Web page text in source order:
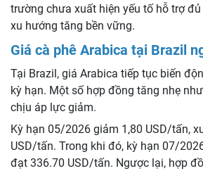
trường chưa xuất hiện yếu tố hỗ trợ
xu hướng tăng bền vững.
Giá cà phê Arabica tại Brazil
Tại Brazil, giá Arabica tiếp tục biến
kỳ hạn. Một số hợp đồng tăng nhẹ
chịu áp lực giảm.
Kỳ hạn 05/2026 giảm 1,80 USD/tấn,
USD/tấn. Trong khi đó, kỳ hạn 07/
đạt 336.70 USD/tấn. Ngược lại, hợp